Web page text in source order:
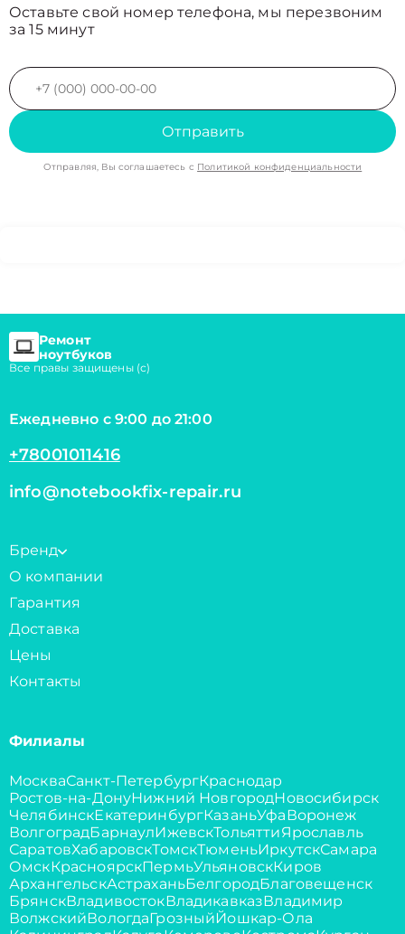
Оставьте свой номер телефона, мы перезвоним
за 15 минут
Отправить
Отправляя, Вы соглашаетесь с Политикой конфиденциальности
Ремонт
ноутбуков
Все правы защищены (с)
Ежедневно с 9:00 до 21:00
+78001011416
info@notebookfix-repair.ru
Бренд
О компании
Гарантия
Доставка
Цены
Контакты
Филиалы
МоскваСанкт-ПетербургКраснодар
Ростов-на-ДонуНижний НовгородНовосибирск
ЧелябинскЕкатеринбургКазаньУфаВоронеж
ВолгоградБарнаулИжевскТольяттиЯрославль
СаратовХабаровскТомскТюменьИркутскСамара
ОмскКрасноярскПермьУльяновскКиров
АрхангельскАстраханьБелгородБлаговещенск
БрянскВладивостокВладикавказВладимир
ВолжскийВологдаГрозныйЙошкар-Ола